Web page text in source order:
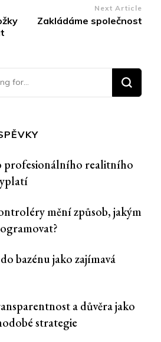
Next Article
Zakládáme společnost
profesionálního realitního
mění způsob, jakým
bazénu jako zajímavá
a důvěra jako
strategie